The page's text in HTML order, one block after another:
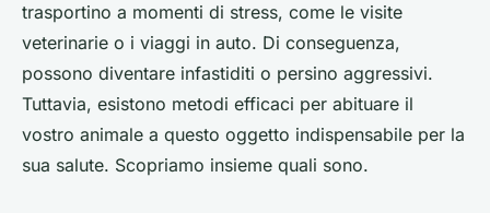
trasportino a momenti di stress, come le visite
veterinarie o i viaggi in auto. Di conseguenza,
possono diventare infastiditi o persino aggressivi.
Tuttavia, esistono metodi efficaci per abituare il
vostro animale a questo oggetto indispensabile per la
sua salute. Scopriamo insieme quali sono.